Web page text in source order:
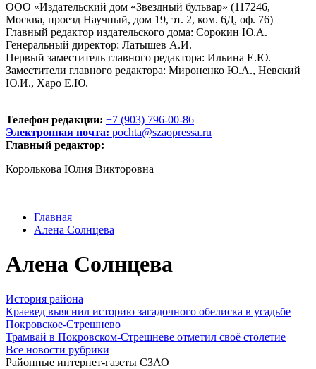
ООО «Издательский дом «Звездный бульвар» (117246,
Москва, проезд Научный, дом 19, эт. 2, ком. 6Д, оф. 76)
Главный редактор издательского дома: Сорокин Ю.А.
Генеральный директор: Латышев А.И.
Первый заместитель главного редактора: Ильина Е.Ю.
Заместители главного редактора: Мироненко Ю.А., Невский
Ю.И., Харо Е.Ю.
Телефон редакции: +7 (903) 796-00-86
Электронная почта: pochta@szaopressa.ru
Главный редактор:
Королькова Юлия Викторовна
Главная
Алена Солнцева
Алена Солнцева
История района
Краевед выяснил историю загадочного обелиска в усадьбе
Покровское-Стрешнево
Трамвай в Покровском-Стрешневе отметил своё столетие
Все новости рубрики
Районные интернет-газеты СЗАО